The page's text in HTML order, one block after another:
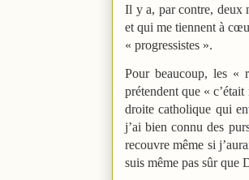
Il y a, par contre, deux
et qui me tiennent à
« progressistes ».
Pour beaucoup, les «
prétendent que «
droite catholique qui
j’ai bien connu des
recouvre même si
suis même pas sûr que